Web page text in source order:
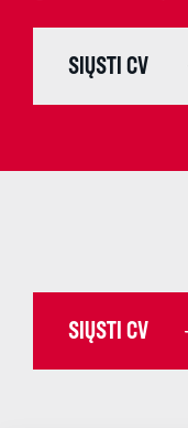
SIŲSTI CV
SIŲSTI CV